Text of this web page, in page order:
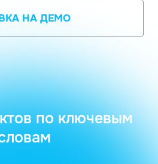
НА ДЕМО
по ключевым